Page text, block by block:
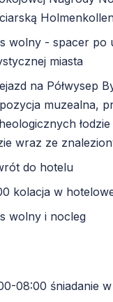
wolny - spacer po
miasta
na Półwysep
muzealna,
wraz ze
do hotelu
kolacja w
wolny i nocleg
08:00 śniadanie